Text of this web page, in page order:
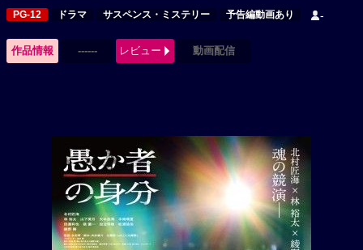
PG-12 ドラマ サスペンス・ミステリー 予告編動画あり -
作品情報 ------ レビュー 動画配信